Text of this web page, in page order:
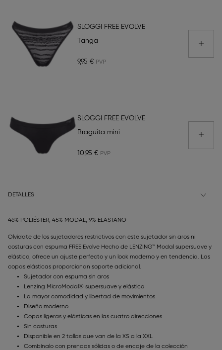
SLOGGI FREE EVOLVE
Tanga
9,95 €
SLOGGI FREE EVOLVE
Braguita mini
10,95 €
DETALLES
46% POLIÉSTER, 45% MODAL, 9% ELASTANO
Olvídate de los sujetadores restrictivos con este sujetador sin aros ni
costuras con espuma FREE Evolve Hecho de LENZING™ Modal supersuave y
elástico, ofrece un ajuste perfecto y un look moderno y en tendencia. Las
copas elásticas proporcionan soporte adicional.
Sujetador con espuma sin aros
Lenzing MicroModal® supersuave y elástico
La mayor comodidad y libertad de movimientos
Diseño moderno
Copas ligeras y elásticas en las cuatro direcciones
Sin costuras
Disponible en 2 tallas que van de la XS a la XXL
Combínalo con prendas sólidas o de encaje de la colección